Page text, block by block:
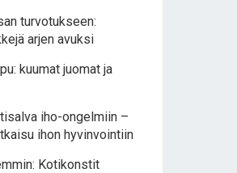
turvotukseen:
arjen avuksi
kuumat juomat ja
iho-ongelmiin –
ihon hyvinvointiin
Kotikonstit